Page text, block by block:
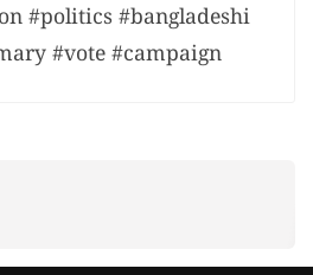
#politics #bangladeshi
#vote #campaign